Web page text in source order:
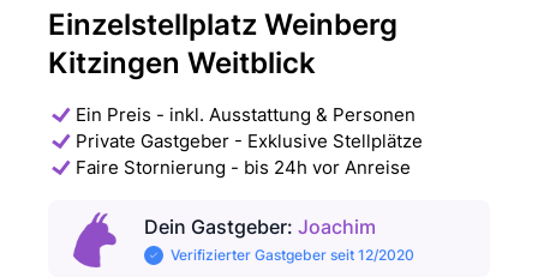
Einzelstellplatz Weinberg
Kitzingen Weitblick
Ein Preis - inkl. Ausstattung & Personen
Private Gastgeber - Exklusive Stellplätze
Faire Stornierung - bis 24h vor Anreise
Dein Gastgeber: Joachim
Verifizierter Gastgeber seit 12/2020